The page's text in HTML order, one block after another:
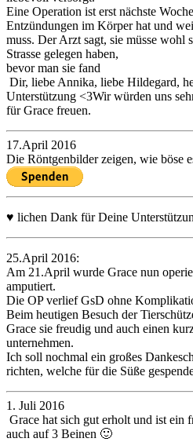
Eine Operation ist erst nächste
Entzündungen im Körper hat und
muss. Der Arzt sagt, sie müsse wohl
Strasse gelegen haben,
bevor man sie fand
Dir, liebe Annika, liebe Hildegard,
Unterstützung <3Wir würden uns
für Grace freuen.
17.April 2016
Die Röntgenbilder zeigen, wie böse
♥ lichen Dank für Deine
25.April 2016:
Am 21.April wurde Grace nun
amputiert.
Die OP verlief GsD ohne
Beim heutigen Besuch der
Grace sie freudig und auch einen
unternehmen.
Ich soll nochmal ein großes
richten, welche für die Süße
1. Juli 2016
Grace hat sich gut erholt und ist ein
auch auf 3 Beinen 🙂